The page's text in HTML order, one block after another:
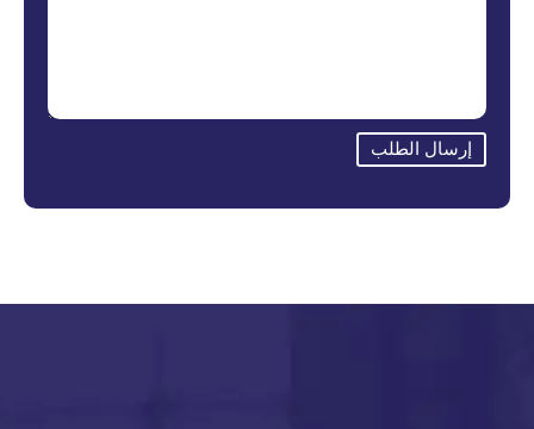
إرسال الطلب